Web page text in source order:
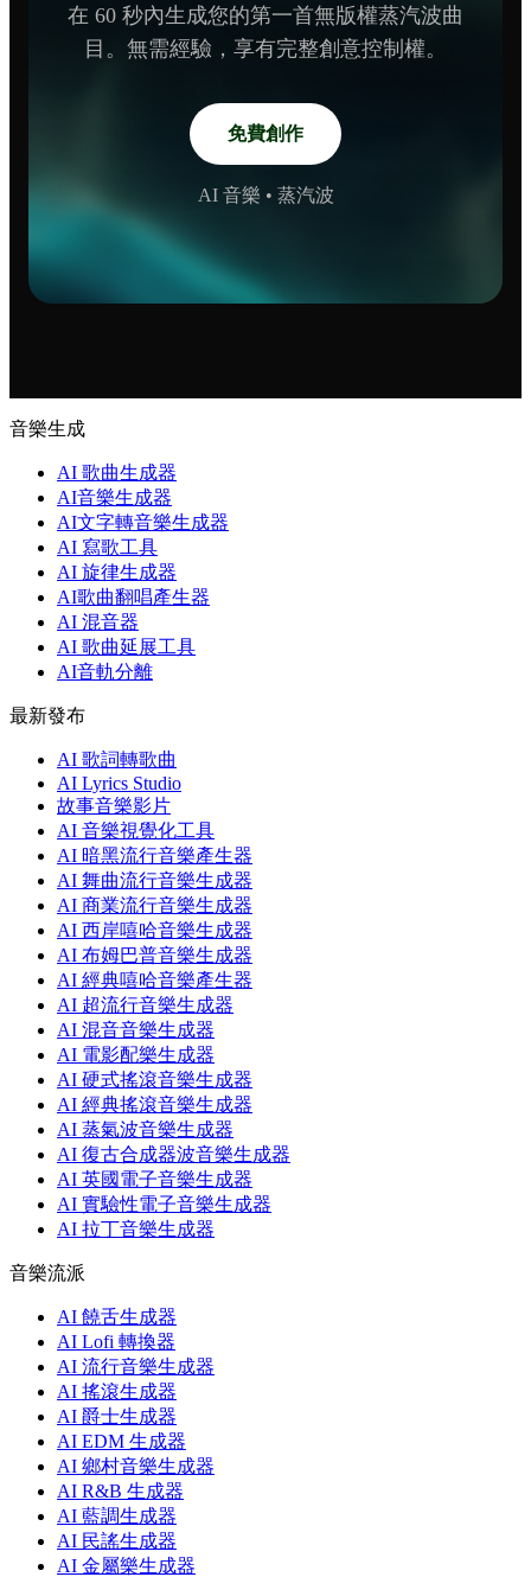
在 60 秒內生成您的第一首無版權蒸汽波曲
目。無需經驗，享有完整創意控制權。
免費創作
AI 音樂 • 蒸汽波
音樂生成
AI 歌曲生成器
AI音樂生成器
AI文字轉音樂生成器
AI 寫歌工具
AI 旋律生成器
AI歌曲翻唱產生器
AI 混音器
AI 歌曲延展工具
AI音軌分離
最新發布
AI 歌詞轉歌曲
AI Lyrics Studio
故事音樂影片
AI 音樂視覺化工具
AI 暗黑流行音樂產生器
AI 舞曲流行音樂生成器
AI 商業流行音樂生成器
AI 西岸嘻哈音樂生成器
AI 布姆巴普音樂生成器
AI 經典嘻哈音樂產生器
AI 超流行音樂生成器
AI 混音音樂生成器
AI 電影配樂生成器
AI 硬式搖滾音樂生成器
AI 經典搖滾音樂生成器
AI 蒸氣波音樂生成器
AI 復古合成器波音樂生成器
AI 英國電子音樂生成器
AI 實驗性電子音樂生成器
AI 拉丁音樂生成器
音樂流派
AI 饒舌生成器
AI Lofi 轉換器
AI 流行音樂生成器
AI 搖滾生成器
AI 爵士生成器
AI EDM 生成器
AI 鄉村音樂生成器
AI R&B 生成器
AI 藍調生成器
AI 民謠生成器
AI 金屬樂生成器